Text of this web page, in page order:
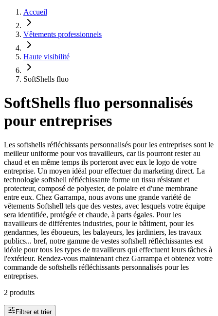
Accueil
Vêtements professionnels
Haute visibilité
SoftShells fluo
SoftShells fluo personnalisés
pour entreprises
Les softshells réfléchissants personnalisés pour les entreprises sont le
meilleur uniforme pour vos travailleurs, car ils pourront rester au
chaud et en même temps ils porteront avec eux le logo de votre
entreprise. Un moyen idéal pour effectuer du marketing direct. La
technologie softshell réfléchissante forme un tissu résistant et
protecteur, composé de polyester, de polaire et d'une membrane
entre eux. Chez Garrampa, nous avons une grande variété de
vêtements Softshell tels que des vestes, avec lesquels votre équipe
sera identifiée, protégée et chaude, à parts égales. Pour les
travailleurs de différentes industries, pour le bâtiment, pour les
gendarmes, les éboueurs, les balayeurs, les jardiniers, les travaux
publics... bref, notre gamme de vestes softshell réfléchissantes est
idéale pour tous les types de travailleurs qui effectuent leurs tâches à
l'extérieur. Rendez-vous maintenant chez Garrampa et obtenez votre
commande de softshells réfléchissants personnalisés pour les
entreprises.
2 produits
Filtrer et trier